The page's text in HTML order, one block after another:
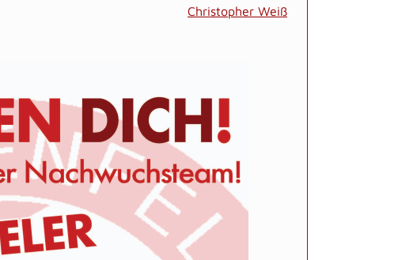
Christopher Weiß